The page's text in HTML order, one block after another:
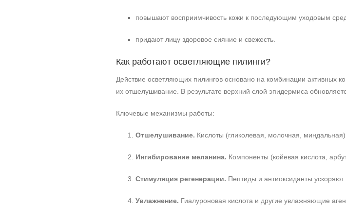
повышают восприимчивость кожи к последующим уходовым
придают лицу здоровое сияние и свежесть.
Как работают осветляющие пилинги?
Действие осветляющих пилингов основано на комбинации активных
их отшелушивание. В результате верхний слой эпидермиса
Ключевые механизмы работы:
Отшелушивание. Кислоты (гликолевая, молочная,
Ингибирование меланина. Компоненты (койевая кислота,
Стимуляция регенерации. Пептиды и антиоксиданты ускоряют
Увлажнение. Гиалуроновая кислота и другие увлажняющие